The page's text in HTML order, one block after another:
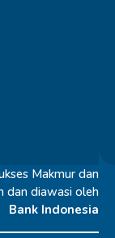
Makmur dan
dan diawasi oleh
Bank Indonesia